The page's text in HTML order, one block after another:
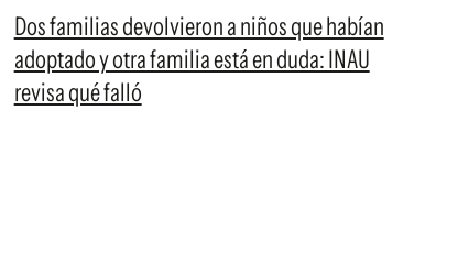
Dos familias devolvieron a niños que habían
adoptado y otra familia está en duda: INAU
revisa qué falló